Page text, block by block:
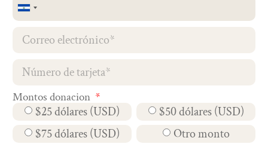
El
+503
Montos donacion
$25 dólares (USD)
$50 dólares (USD)
$75 dólares (USD)
Otro monto